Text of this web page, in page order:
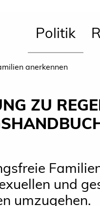
Politik
anerkennen
ZU
und
umzugehen.